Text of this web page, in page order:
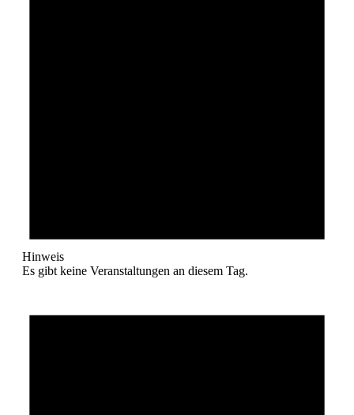
Hinweis
Es gibt keine Veranstaltungen an diesem Tag.